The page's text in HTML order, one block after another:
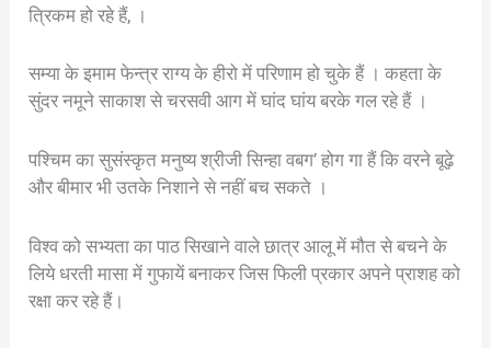
त्रिकम हो रहे हैं, ।
सम्या के इमाम फेन्त्र राग्य के हीरो में परिणाम हो चुके हैं । कहता के
सुंदर नमूने साकाश से चरसवी आग में घांद घांय बरके गल रहे हैं ।
पश्चिम का सुसंस्कृत मनुष्य श्रीजी सिन्हा वबग’ होग गा हैं कि वरने बूढ़े
और बीमार भी उतके निशाने से नहीं बच सकते ।
विश्व को सभ्यता का पाठ सिखाने वाले छात्र आलू में मौत से बचने के
लिये धरती मासा में गुफायें बनाकर जिस फिली प्रकार अपने प्राशह को
रक्षा कर रहे हैं।